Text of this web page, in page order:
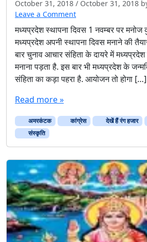
October 31, 2018 / October 31, 2018
Leave a Comment
मध्यप्रदेश स्थापना दिवस 1 नवम्बर पर मनोज
मध्यप्रदेश अपनी स्थापना दिवस मनाने की
बार चुनाव आचार संहिता के दायरे में
मनाना पड़ता है. इस बार भी मध्यप्रदेश के
संहिता का कड़ा पहरा है. आयोजन तो होगा […]
Read more »
अमरकंटक कांग्रेस देखें हैं रंग हजार
संस्‍कृति